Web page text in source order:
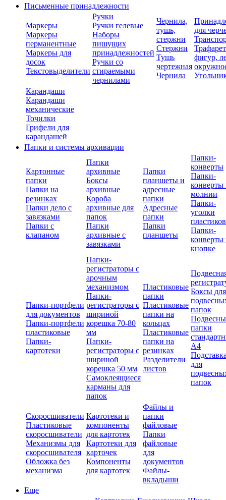
Письменные принадлежности
Маркеры
Маркеры
перманентные
Маркеры для
досок
Текстовыделители
Ручки
Ручки гелевые
Наборы
пишущих
принадлежностей
Ручки со
стираемыми
чернилами
Чернила,
тушь,
стержни
Стержни
Тушь
чертежная
Чернила
для
фигур,
Карандаши
Карандаши
механические
Точилки
Грифели для
карандашей
Папки и системы архивации
Картонные
папки
Папки на
резинках
Папки дело с
завязками
Папки с
клапаном
Папки
архивные
Боксы
архивные
Короба
архивные для
папок
Папки
архивные с
завязками
Папки
планшеты и
адресные
папки
Адресные
папки
Папки
планшеты
Папки-
конверты
Папки-
конверты
молнии
Папки-
уголки
Папки-
конверты
кнопке
Папки-портфели
для документов
Папки-портфели
пластиковые
Папки-
картотеки
Папки-
регистраторы с
арочным
механизмом
Папки-
регистраторы с
шириной
корешка 70-80
мм
Папки-
регистраторы с
шириной
корешка 50 мм
Самоклеящиеся
карманы для
папок
Пластиковые
папки
Пластиковые
папки на
кольцах
Пластиковые
папки на
резинках
Разделители
листов
Боксы для
папок
папки
А4
для
папок
Скоросшиватели
Пластиковые
скоросшиватели
Механизмы для
скоросшивателя
Обложка без
механизма
Картотеки и
компоненты
для картотек
Картотеки для
карточек
Компоненты
для картотек
Файлы и
папки
файловые
Папки
файловые
для
документов
Файлы-
вкладыши
Еще